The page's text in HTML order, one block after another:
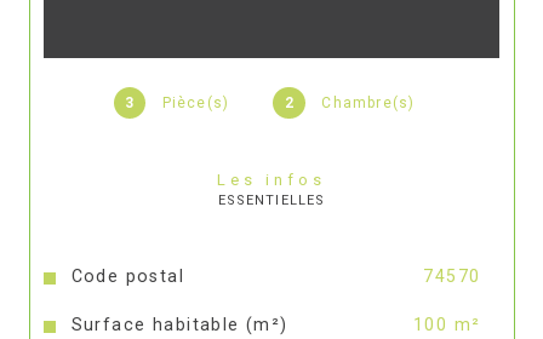
3 Pièce(s) 2 Chambre(s)
Les infos
ESSENTIELLES
Caractéristiques Valeurs
Code postal 74570
Surface habitable (m²) 100 m²